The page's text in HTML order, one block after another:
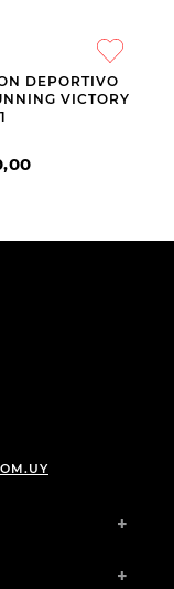
DEPORTIVO
VICTORY
,00
+
+